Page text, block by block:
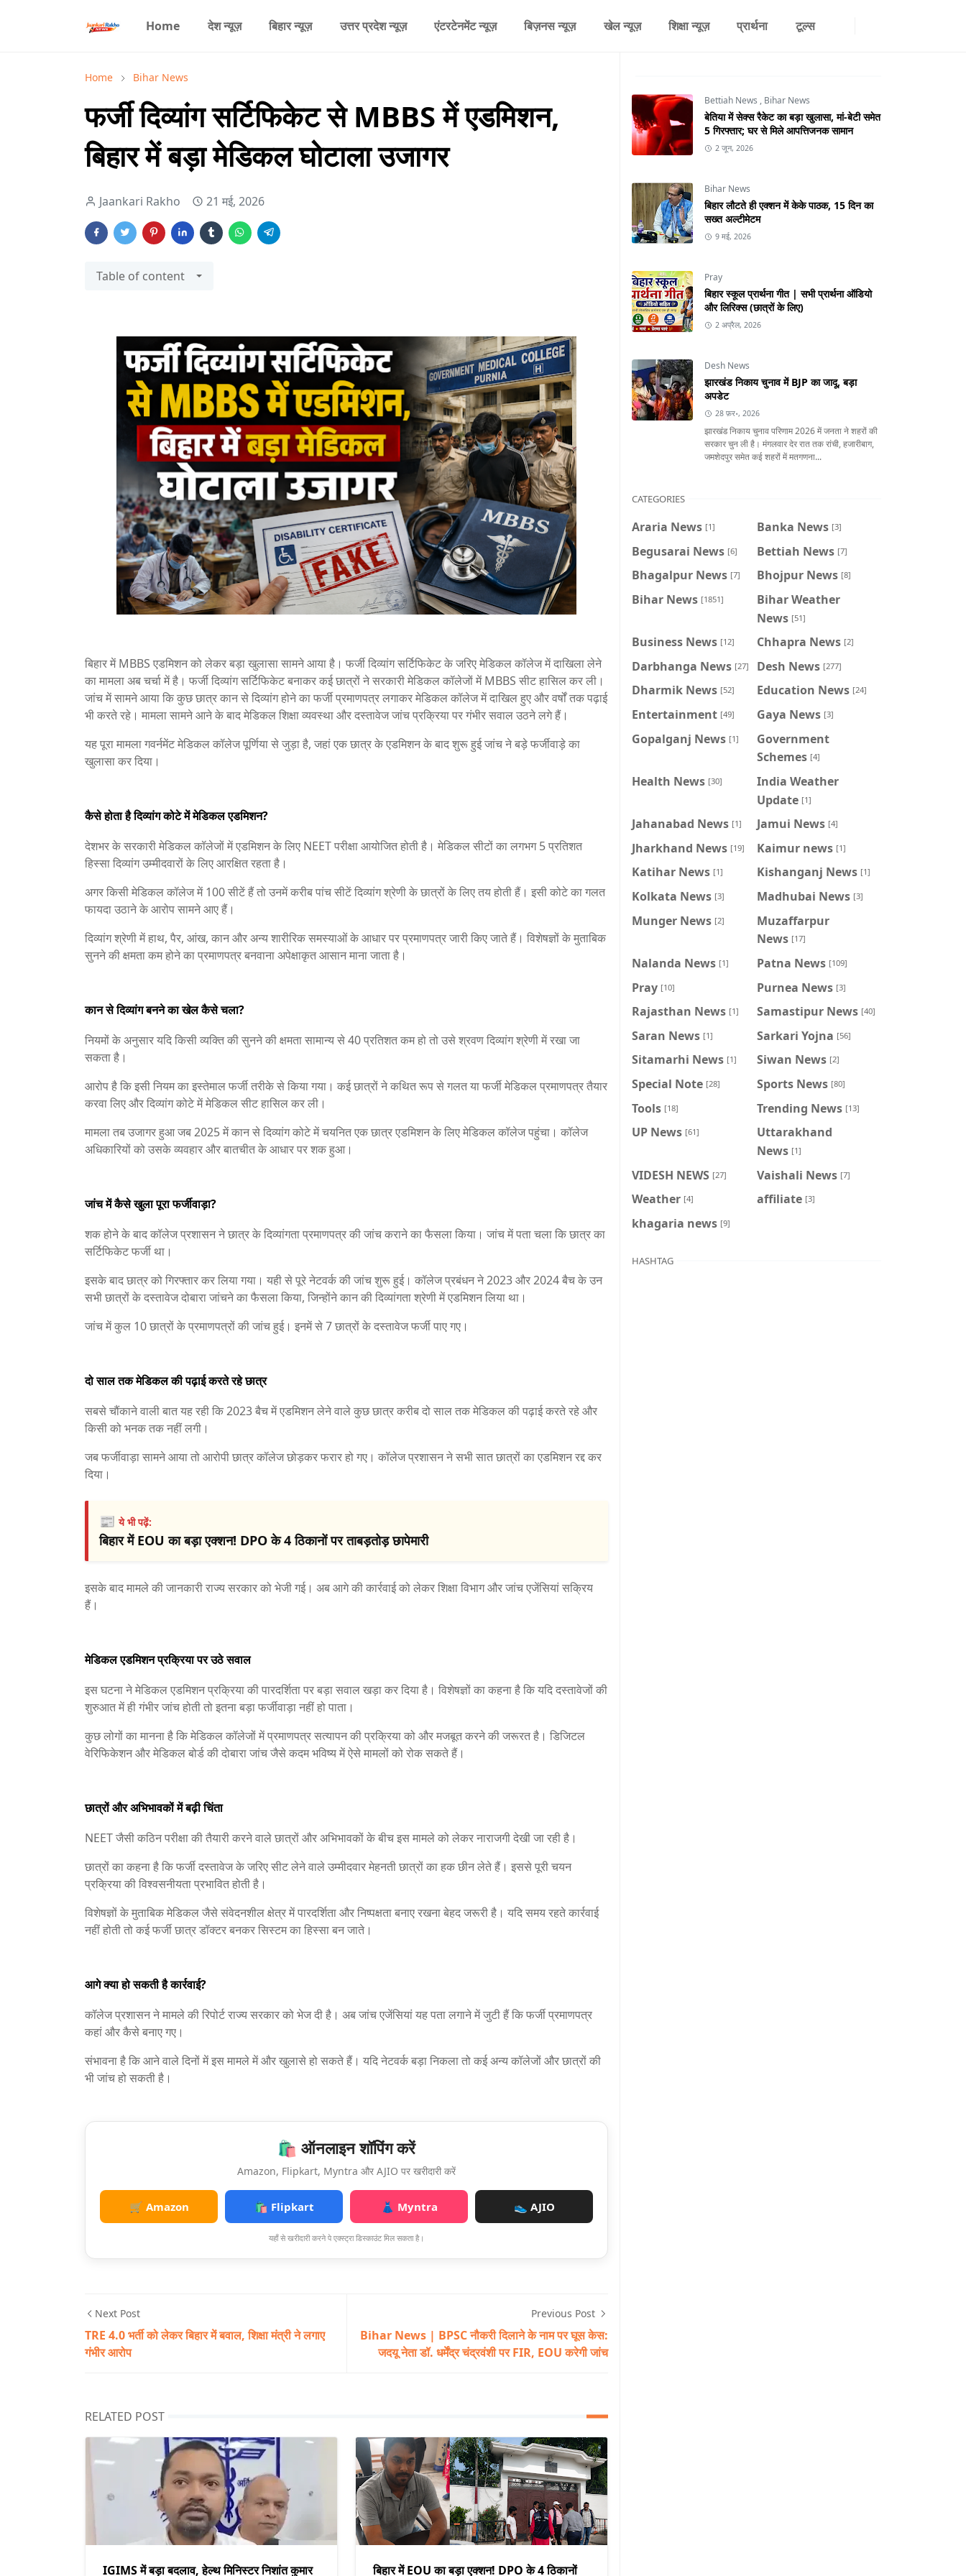
Home देश न्यूज़ बिहार न्यूज़ उत्तर प्रदेश न्यूज़ एंटरटेनमेंट न्यूज़ बिज़नस न्यूज़ खेल न्यूज़ शिक्षा न्यूज़ प्रार्थना टूल्स
Home Bihar News
फर्जी दिव्यांग सर्टिफिकेट से MBBS में एडमिशन,
बिहार में बड़ा मेडिकल घोटाला उजागर
Jaankari Rakho 21 मई, 2026
Table of content
बिहार में MBBS एडमिशन को लेकर बड़ा खुलासा सामने आया है। फर्जी दिव्यांग सर्टिफिकेट के जरिए मेडिकल कॉलेज में दाखिला लेने
का मामला अब चर्चा में है। फर्जी दिव्यांग सर्टिफिकेट बनाकर कई छात्रों ने सरकारी मेडिकल कॉलेजों में MBBS सीट हासिल कर ली।
जांच में सामने आया कि कुछ छात्र कान से दिव्यांग होने का फर्जी प्रमाणपत्र लगाकर मेडिकल कॉलेज में दाखिल हुए और वर्षों तक पढ़ाई
भी करते रहे। मामला सामने आने के बाद मेडिकल शिक्षा व्यवस्था और दस्तावेज जांच प्रक्रिया पर गंभीर सवाल उठने लगे हैं।
यह पूरा मामलागवर्नमेंट मेडिकल कॉलेज पूर्णियासे जुड़ा है, जहां एक छात्र के एडमिशन के बाद शुरू हुई जांच ने बड़े फर्जीवाड़े का
खुलासा कर दिया।
कैसे होता है दिव्यांग कोटे में मेडिकल एडमिशन?
देशभर के सरकारी मेडिकल कॉलेजों में एडमिशन के लिए NEET परीक्षा आयोजित होती है। मेडिकल सीटों का लगभग 5 प्रतिशत
हिस्सा दिव्यांग उम्मीदवारों के लिए आरक्षित रहता है।
अगर किसी मेडिकल कॉलेज में 100 सीटें हैं तो उनमें करीब पांच सीटें दिव्यांग श्रेणी के छात्रों के लिए तय होती हैं। इसी कोटे का गलत
फायदा उठाने के आरोप सामने आए हैं।
दिव्यांग श्रेणी में हाथ, पैर, आंख, कान और अन्य शारीरिक समस्याओं के आधार पर प्रमाणपत्र जारी किए जाते हैं। विशेषज्ञों के मुताबिक
सुनने की क्षमता कम होने का प्रमाणपत्र बनवाना अपेक्षाकृत आसान माना जाता है।
कान से दिव्यांग बनने का खेल कैसे चला?
नियमों के अनुसार यदि किसी व्यक्ति की सुनने की क्षमता सामान्य से 40 प्रतिशत कम हो तो उसे श्रवण दिव्यांग श्रेणी में रखा जा
सकता है।
आरोप है कि इसी नियम का इस्तेमाल फर्जी तरीके से किया गया। कई छात्रों ने कथित रूप से गलत या फर्जी मेडिकल प्रमाणपत्र तैयार
करवा लिए और दिव्यांग कोटे में मेडिकल सीट हासिल कर ली।
मामला तब उजागर हुआ जब 2025 में कान से दिव्यांग कोटे में चयनित एक छात्र एडमिशन के लिए मेडिकल कॉलेज पहुंचा। कॉलेज
अधिकारियों को उसके व्यवहार और बातचीत के आधार पर शक हुआ।
जांच में कैसे खुला पूरा फर्जीवाड़ा?
शक होने के बाद कॉलेज प्रशासन ने छात्र के दिव्यांगता प्रमाणपत्र की जांच कराने का फैसला किया। जांच में पता चला कि छात्र का
सर्टिफिकेट फर्जी था।
इसके बाद छात्र को गिरफ्तार कर लिया गया। यही से पूरे नेटवर्क की जांच शुरू हुई। कॉलेज प्रबंधन ने 2023 और 2024 बैच के उन
सभी छात्रों के दस्तावेज दोबारा जांचने का फैसला किया, जिन्होंने कान की दिव्यांगता श्रेणी में एडमिशन लिया था।
जांच में कुल 10 छात्रों के प्रमाणपत्रों की जांच हुई। इनमें से 7 छात्रों के दस्तावेज फर्जी पाए गए।
दो साल तक मेडिकल की पढ़ाई करते रहे छात्र
सबसे चौंकाने वाली बात यह रही कि 2023 बैच में एडमिशन लेने वाले कुछ छात्र करीब दो साल तक मेडिकल की पढ़ाई करते रहे और
किसी को भनक तक नहीं लगी।
जब फर्जीवाड़ा सामने आया तो आरोपी छात्र कॉलेज छोड़कर फरार हो गए। कॉलेज प्रशासन ने सभी सात छात्रों का एडमिशन रद्द कर
दिया।
📰ये भी पढ़ें:
बिहार में EOU का बड़ा एक्शन! DPO के 4 ठिकानों पर ताबड़तोड़ छापेमारी
इसके बाद मामले की जानकारी राज्य सरकार को भेजी गई। अब आगे की कार्रवाई को लेकर शिक्षा विभाग और जांच एजेंसियां सक्रिय
हैं।
मेडिकल एडमिशन प्रक्रिया पर उठे सवाल
इस घटना ने मेडिकल एडमिशन प्रक्रिया की पारदर्शिता पर बड़ा सवाल खड़ा कर दिया है। विशेषज्ञों का कहना है कि यदि दस्तावेजों की
शुरुआत में ही गंभीर जांच होती तो इतना बड़ा फर्जीवाड़ा नहीं हो पाता।
कुछ लोगों का मानना है कि मेडिकल कॉलेजों में प्रमाणपत्र सत्यापन की प्रक्रिया को और मजबूत करने की जरूरत है। डिजिटल
वेरिफिकेशन और मेडिकल बोर्ड की दोबारा जांच जैसे कदम भविष्य में ऐसे मामलों को रोक सकते हैं।
छात्रों और अभिभावकों में बढ़ी चिंता
NEET जैसी कठिन परीक्षा की तैयारी करने वाले छात्रों और अभिभावकों के बीच इस मामले को लेकर नाराजगी देखी जा रही है।
छात्रों का कहना है कि फर्जी दस्तावेज के जरिए सीट लेने वाले उम्मीदवार मेहनती छात्रों का हक छीन लेते हैं। इससे पूरी चयन
प्रक्रिया की विश्वसनीयता प्रभावित होती है।
विशेषज्ञों के मुताबिक मेडिकल जैसे संवेदनशील क्षेत्र में पारदर्शिता और निष्पक्षता बनाए रखना बेहद जरूरी है। यदि समय रहते कार्रवाई
नहीं होती तो कई फर्जी छात्र डॉक्टर बनकर सिस्टम का हिस्सा बन जाते।
आगे क्या हो सकती है कार्रवाई?
कॉलेज प्रशासन ने मामले की रिपोर्ट राज्य सरकार को भेज दी है। अब जांच एजेंसियां यह पता लगाने में जुटी हैं कि फर्जी प्रमाणपत्र
कहां और कैसे बनाए गए।
संभावना है कि आने वाले दिनों में इस मामले में और खुलासे हो सकते हैं। यदि नेटवर्क बड़ा निकला तो कई अन्य कॉलेजों और छात्रों की
भी जांच हो सकती है।
🛍️ ऑनलाइन शॉपिंग करें
Amazon, Flipkart, Myntra और AJIO पर खरीदारी करें
🛒 Amazon 🛍️ Flipkart 👗 Myntra 👟 AJIO
यहाँ से खरीदारी करने पे एक्स्ट्रा डिस्काउंट मिल सकता है।
Next Post
TRE 4.0 भर्ती को लेकर बिहार में बवाल, शिक्षा मंत्री ने लगाए
गंभीर आरोप
Previous Post
Bihar News | BPSC नौकरी दिलाने के नाम पर घूस केस:
जदयू नेता डॉ. धर्मेंद्र चंद्रवंशी पर FIR, EOU करेगी जांच
RELATED POST
IGIMS में बड़ा बदलाव, हेल्थ मिनिस्टर निशांत कुमार बिहार में EOU का बड़ा एक्शन! DPO के 4 ठिकानों
Bettiah News , Bihar News
बेतिया में सेक्स रैकेट का बड़ा खुलासा, मां-बेटी समेत
5 गिरफ्तार; घर से मिले आपत्तिजनक सामान
2 जून, 2026
Bihar News
बिहार लौटते ही एक्शन में केके पाठक, 15 दिन का
सख्त अल्टीमेटम
9 मई, 2026
Pray
बिहार स्कूल प्रार्थना गीत | सभी प्रार्थना ऑडियो
और लिरिक्स (छात्रों के लिए)
2 अप्रैल, 2026
Desh News
झारखंड निकाय चुनाव में BJP का जादू, बड़ा
अपडेट
28 फ़र॰, 2026
झारखंड निकाय चुनाव परिणाम 2026 में जनता ने शहरों की
सरकार चुन ली है। मंगलवार देर रात तक रांची, हजारीबाग,
जमशेदपुर समेत कई शहरों में मतगणना...
CATEGORIES
Araria News [1] Banka News [3]
Begusarai News [6] Bettiah News [7]
Bhagalpur News [7] Bhojpur News [8]
Bihar News [1851]
Bihar Weather
News [51]
Business News [12] Chhapra News [2]
Darbhanga News [27] Desh News [277]
Dharmik News [52] Education News [24]
Entertainment [49] Gaya News [3]
Gopalganj News [1]
Government
Schemes [4]
Health News [30]
India Weather
Update [1]
Jahanabad News [1] Jamui News [4]
Jharkhand News [19] Kaimur news [1]
Katihar News [1] Kishanganj News [1]
Kolkata News [3] Madhubai News [3]
Munger News [2]
Muzaffarpur
News [17]
Nalanda News [1] Patna News [109]
Pray [10] Purnea News [3]
Rajasthan News [1] Samastipur News [40]
Saran News [1] Sarkari Yojna [56]
Sitamarhi News [1] Siwan News [2]
Special Note [28] Sports News [80]
Tools [18] Trending News [13]
UP News [61]
Uttarakhand
News [1]
VIDESH NEWS [27] Vaishali News [7]
Weather [4] affiliate [3]
khagaria news [9]
HASHTAG